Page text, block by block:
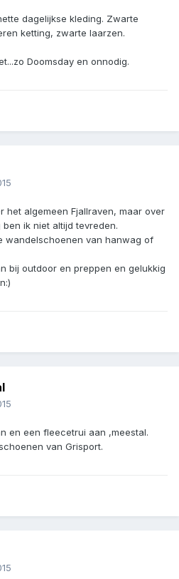
dagelijkse kleding. Zwarte
ketting, zwarte laarzen.
Doomsday en onnodig.
het algemeen Fjallraven, maar over
ik niet altijd tevreden.
wandelschoenen van hanwag of
bij outdoor en preppen en gelukkig
en een fleecetrui aan ,meestal.
van Grisport.